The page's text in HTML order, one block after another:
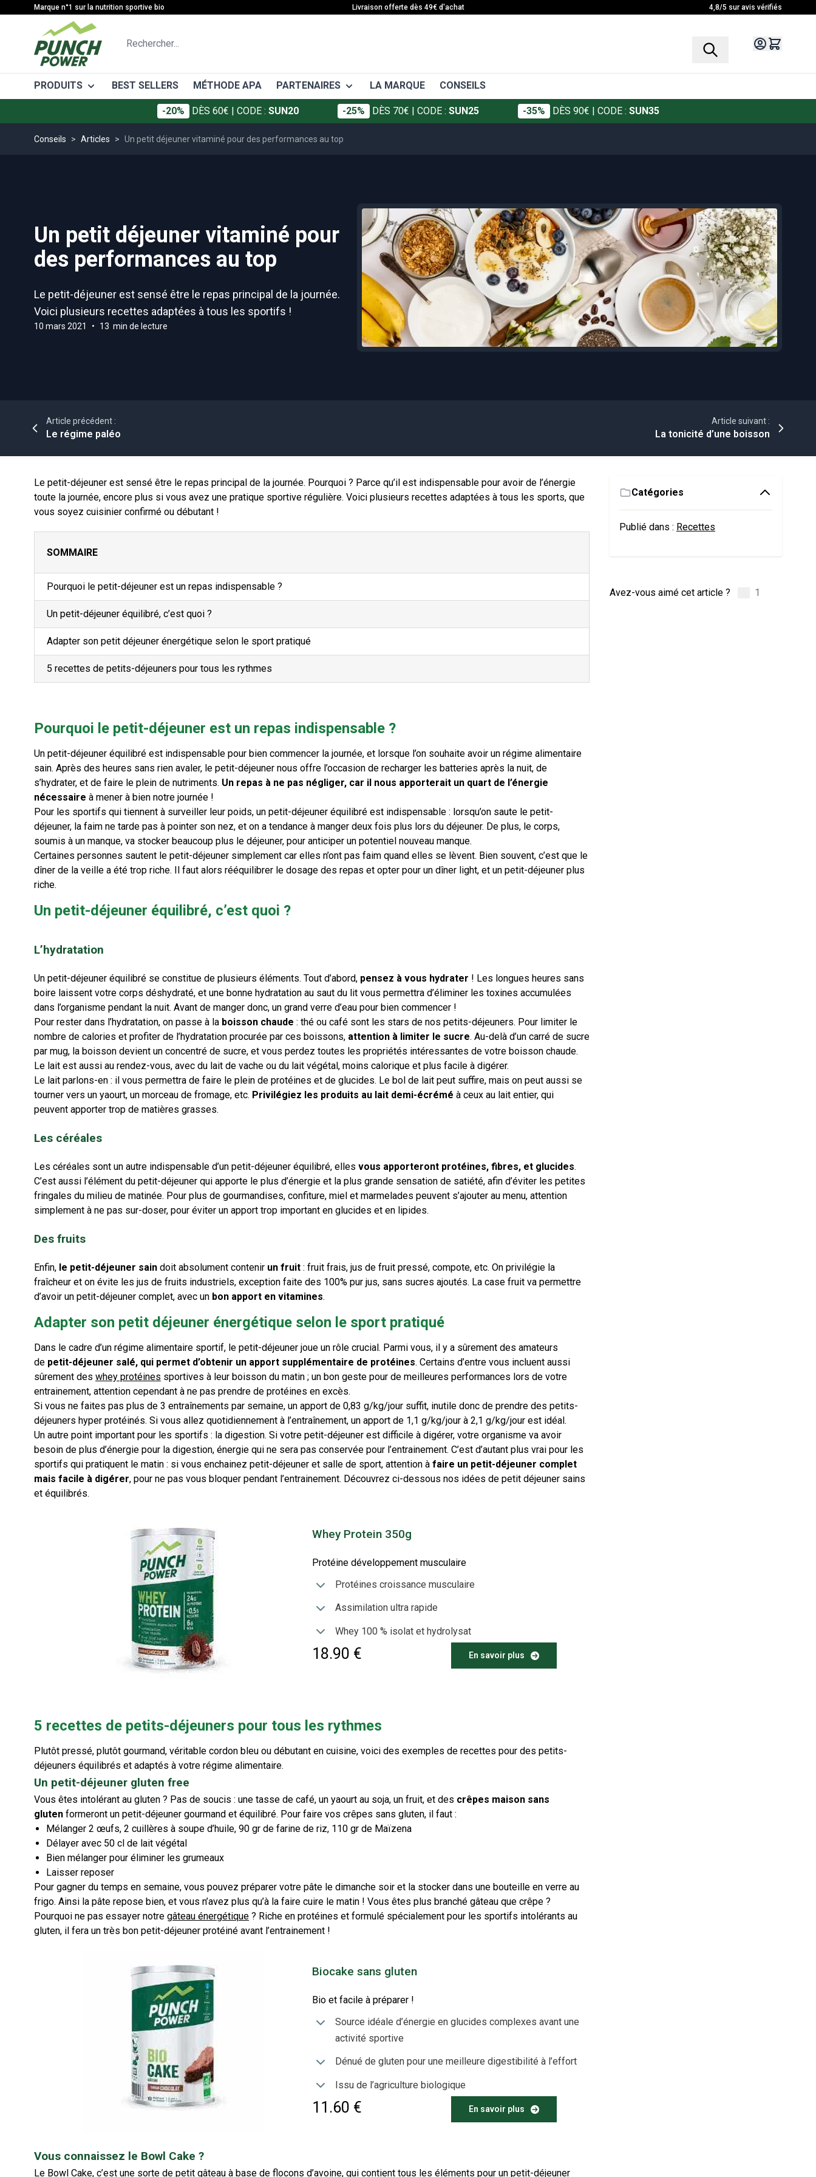
Allez au contenuMarque n°1 sur la nutrition sportive bio Livraison offerte dès 49€ d'achat 4,8/5 sur avis vérifiés
Rechercher...
PRODUITS
Boissons de récupération
Protéines
Électrolytes
Vitamines et minéraux
Défenses immunitaires
Minceur
BEST SELLERS MÉTHODE APA PARTENAIRES
EAFIT
Granions
LA MARQUE CONSEILS
-20% DÈS 60€ | CODE : SUN20 -25% DÈS 70€ | CODE : SUN25 -35% DÈS 90€ | CODE : SUN35
Conseils > Articles > Un petit déjeuner vitaminé pour des performances au top
Un petit déjeuner vitaminé pour
des performances au top
Le petit-déjeuner est sensé être le repas principal de la journée.
Voici plusieurs recettes adaptées à tous les sportifs !
10 mars 2021 • 13 min de lecture
Article précédent :
Le régime paléo
Article suivant :
La tonicité d’une boisson
Le petit-déjeuner est sensé être le repas principal de la journée. Pourquoi ? Parce qu’il est indispensable pour avoir de l’énergie
toute la journée, encore plus si vous avez une pratique sportive régulière. Voici plusieurs recettes adaptées à tous les sports, que
vous soyez cuisinier confirmé ou débutant !
SOMMAIRE
Pourquoi le petit-déjeuner est un repas indispensable ?
Un petit-déjeuner équilibré, c’est quoi ?
Adapter son petit déjeuner énergétique selon le sport pratiqué
5 recettes de petits-déjeuners pour tous les rythmes
Pourquoi le petit-déjeuner est un repas indispensable ?
Un petit-déjeuner équilibré est indispensable pour bien commencer la journée, et lorsque l’on souhaite avoir un régime alimentaire
sain. Après des heures sans rien avaler, le petit-déjeuner nous offre l’occasion de recharger les batteries après la nuit, de
s’hydrater, et de faire le plein de nutriments. Un repas à ne pas négliger, car il nous apporterait un quart de l’énergie
nécessaire à mener à bien notre journée !
Pour les sportifs qui tiennent à surveiller leur poids, un petit-déjeuner équilibré est indispensable : lorsqu’on saute le petit-
déjeuner, la faim ne tarde pas à pointer son nez, et on a tendance à manger deux fois plus lors du déjeuner. De plus, le corps,
soumis à un manque, va stocker beaucoup plus le déjeuner, pour anticiper un potentiel nouveau manque.
Certaines personnes sautent le petit-déjeuner simplement car elles n’ont pas faim quand elles se lèvent. Bien souvent, c’est que le
dîner de la veille a été trop riche. Il faut alors rééquilibrer le dosage des repas et opter pour un dîner light, et un petit-déjeuner plus
riche.
Un petit-déjeuner équilibré, c’est quoi ?
L’hydratation
Un petit-déjeuner équilibré se constitue de plusieurs éléments. Tout d’abord, pensez à vous hydrater ! Les longues heures sans
boire laissent votre corps déshydraté, et une bonne hydratation au saut du lit vous permettra d’éliminer les toxines accumulées
dans l’organisme pendant la nuit. Avant de manger donc, un grand verre d’eau pour bien commencer !
Pour rester dans l’hydratation, on passe à la boisson chaude : thé ou café sont les stars de nos petits-déjeuners. Pour limiter le
nombre de calories et profiter de l’hydratation procurée par ces boissons, attention à limiter le sucre. Au-delà d’un carré de sucre
par mug, la boisson devient un concentré de sucre, et vous perdez toutes les propriétés intéressantes de votre boisson chaude.
Le lait est aussi au rendez-vous, avec du lait de vache ou du lait végétal, moins calorique et plus facile à digérer.
Le lait parlons-en : il vous permettra de faire le plein de protéines et de glucides. Le bol de lait peut suffire, mais on peut aussi se
tourner vers un yaourt, un morceau de fromage, etc. Privilégiez les produits au lait demi-écrémé à ceux au lait entier, qui
peuvent apporter trop de matières grasses.
Les céréales
Les céréales sont un autre indispensable d’un petit-déjeuner équilibré, elles vous apporteront protéines, fibres, et glucides.
C’est aussi l’élément du petit-déjeuner qui apporte le plus d’énergie et la plus grande sensation de satiété, afin d’éviter les petites
fringales du milieu de matinée. Pour plus de gourmandises, confiture, miel et marmelades peuvent s’ajouter au menu, attention
simplement à ne pas sur-doser, pour éviter un apport trop important en glucides et en lipides.
Des fruits
Enfin, le petit-déjeuner sain doit absolument contenir un fruit : fruit frais, jus de fruit pressé, compote, etc. On privilégie la
fraîcheur et on évite les jus de fruits industriels, exception faite des 100% pur jus, sans sucres ajoutés. La case fruit va permettre
d’avoir un petit-déjeuner complet, avec un bon apport en vitamines.
Adapter son petit déjeuner énergétique selon le sport pratiqué
Dans le cadre d’un régime alimentaire sportif, le petit-déjeuner joue un rôle crucial. Parmi vous, il y a sûrement des amateurs
de petit-déjeuner salé, qui permet d’obtenir un apport supplémentaire de protéines. Certains d’entre vous incluent aussi
sûrement des whey protéines sportives à leur boisson du matin ; un bon geste pour de meilleures performances lors de votre
entrainement, attention cependant à ne pas prendre de protéines en excès.
Si vous ne faites pas plus de 3 entraînements par semaine, un apport de 0,83 g/kg/jour suffit, inutile donc de prendre des petits-
déjeuners hyper protéinés. Si vous allez quotidiennement à l’entraînement, un apport de 1,1 g/kg/jour à 2,1 g/kg/jour est idéal.
Un autre point important pour les sportifs : la digestion. Si votre petit-déjeuner est difficile à digérer, votre organisme va avoir
besoin de plus d’énergie pour la digestion, énergie qui ne sera pas conservée pour l’entrainement. C’est d’autant plus vrai pour les
sportifs qui pratiquent le matin : si vous enchainez petit-déjeuner et salle de sport, attention à faire un petit-déjeuner complet
mais facile à digérer, pour ne pas vous bloquer pendant l’entrainement. Découvrez ci-dessous nos idées de petit déjeuner sains
et équilibrés.
Whey Protein 350g
Protéine développement musculaire
Protéines croissance musculaire
Assimilation ultra rapide
Whey 100 % isolat et hydrolysat
18.90 € En savoir plus
5 recettes de petits-déjeuners pour tous les rythmes
Plutôt pressé, plutôt gourmand, véritable cordon bleu ou débutant en cuisine, voici des exemples de recettes pour des petits-
déjeuners équilibrés et adaptés à votre régime alimentaire.
Un petit-déjeuner gluten free
Vous êtes intolérant au gluten ? Pas de soucis : une tasse de café, un yaourt au soja, un fruit, et des crêpes maison sans
gluten formeront un petit-déjeuner gourmand et équilibré. Pour faire vos crêpes sans gluten, il faut :
Mélanger 2 œufs, 2 cuillères à soupe d’huile, 90 gr de farine de riz, 110 gr de Maïzena
Délayer avec 50 cl de lait végétal
Bien mélanger pour éliminer les grumeaux
Laisser reposer
Pour gagner du temps en semaine, vous pouvez préparer votre pâte le dimanche soir et la stocker dans une bouteille en verre au
frigo. Ainsi la pâte repose bien, et vous n’avez plus qu’à la faire cuire le matin ! Vous êtes plus branché gâteau que crêpe ?
Pourquoi ne pas essayer notre gâteau énergétique ? Riche en protéines et formulé spécialement pour les sportifs intolérants au
gluten, il fera un très bon petit-déjeuner protéiné avant l’entrainement !
Biocake sans gluten
Bio et facile à préparer !
Source idéale d’énergie en glucides complexes avant une
activité sportive
Dénué de gluten pour une meilleure digestibilité à l’effort
Issu de l’agriculture biologique
11.60 € En savoir plus
Vous connaissez le Bowl Cake ?
Le Bowl Cake, c’est une sorte de petit gâteau à base de flocons d’avoine, qui contient tous les éléments pour un petit-déjeuner
Catégories
Publié dans : Recettes
Avez-vous aimé cet article ? 1